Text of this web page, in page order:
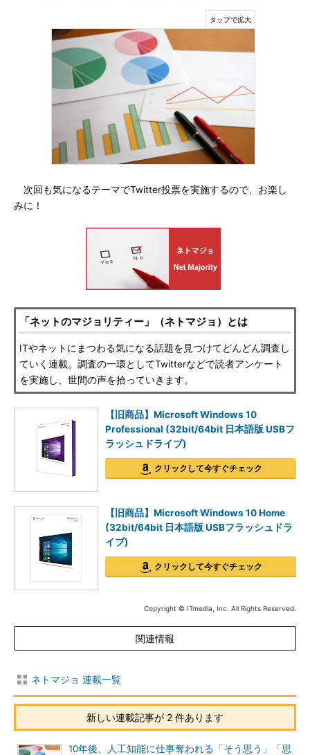
次回も気になるテーマでTwitter投票を実施するので、お楽し
みに！
「ネットのマジョリティー」（ネトマジョ）とは
ITやネットにまつわる気になる話題を見つけてどんどん調査し
ていく連載。調査の一環としてTwitterなどで読者アンケート
を実施し、世間の声を拾っていきます。
【旧商品】Microsoft Windows 10
Professional (32bit/64bit 日本語版 USBフ
ラッシュドライブ)
クリックして今すぐチェック
【旧商品】Microsoft Windows 10 Home
(32bit/64bit 日本語版 USBフラッシュドラ
イブ)
クリックして今すぐチェック
Copyright © ITmedia, Inc. All Rights Reserved.
関連情報
ネトマジョ 連載一覧
新しい連載記事が 2 件あります
10年後、人工知能に仕事奪われる「そう思う」「思